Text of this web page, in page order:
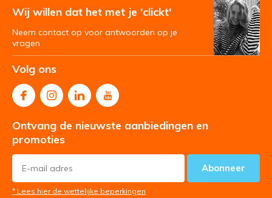
Wij willen dat het met je 'clickt'
Neem contact op voor antwoorden op je
vragen
Volg ons
Ontvang de nieuwste aanbiedingen en
promoties
Abonneer
* Lees hier de wettelijke beperkingen